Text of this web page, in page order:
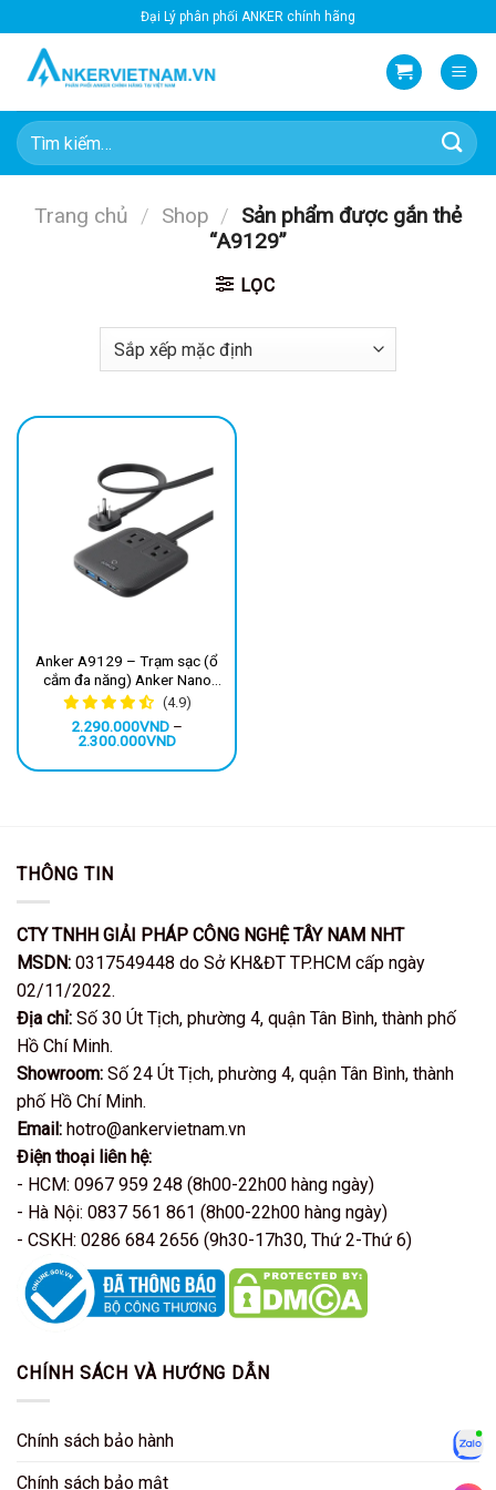
qua
Đại Lý phân phối ANKER chính hãng
Tìm
kiếm:
Trang chủ / Shop / Sản phẩm được gắn thẻ
“A9129”
LỌC
Anker A9129 – Trạm sạc (ổ
cắm đa năng) Anker Nano
Charging Station 67W
(4.9)
2.290.000VND –
2.300.000VNDKhoảng
từ
THÔNG TIN
CTY TNHH GIẢI PHÁP CÔNG NGHỆ TÂY NAM NHT
MSDN: 0317549448 do Sở KH&ĐT TP.HCM cấp ngày
02/11/2022.
Địa chỉ: Số 30 Út Tịch, phường 4, quận Tân Bình, thành phố
Hồ Chí Minh.
Showroom: Số 24 Út Tịch, phường 4, quận Tân Bình, thành
phố Hồ Chí Minh.
Email: hotro@ankervietnam.vn
Điện thoại liên hệ:
- HCM: 0967 959 248 (8h00-22h00 hàng ngày)
- Hà Nội: 0837 561 861 (8h00-22h00 hàng ngày)
- CSKH: 0286 684 2656 (9h30-17h30, Thứ 2-Thứ 6)
CHÍNH SÁCH VÀ HƯỚNG DẪN
Chính sách bảo hành
Chính sách bảo mật